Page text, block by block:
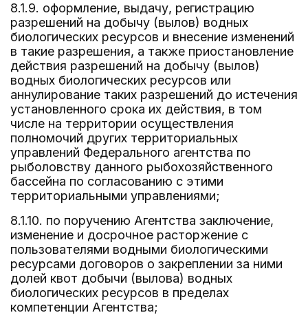
8.1.9. оформление, выдачу, регистрацию
разрешений на добычу (вылов) водных
биологических ресурсов и внесение изменений
в такие разрешения, а также приостановление
действия разрешений на добычу (вылов)
водных биологических ресурсов или
аннулирование таких разрешений до истечения
установленного срока их действия, в том
числе на территории осуществления
полномочий других территориальных
управлений Федерального агентства по
рыболовству данного рыбохозяйственного
бассейна по согласованию с этими
территориальными управлениями;
8.1.10. по поручению Агентства заключение,
изменение и досрочное расторжение с
пользователями водными биологическими
ресурсами договоров о закреплении за ними
долей квот добычи (вылова) водных
биологических ресурсов в пределах
компетенции Агентства;